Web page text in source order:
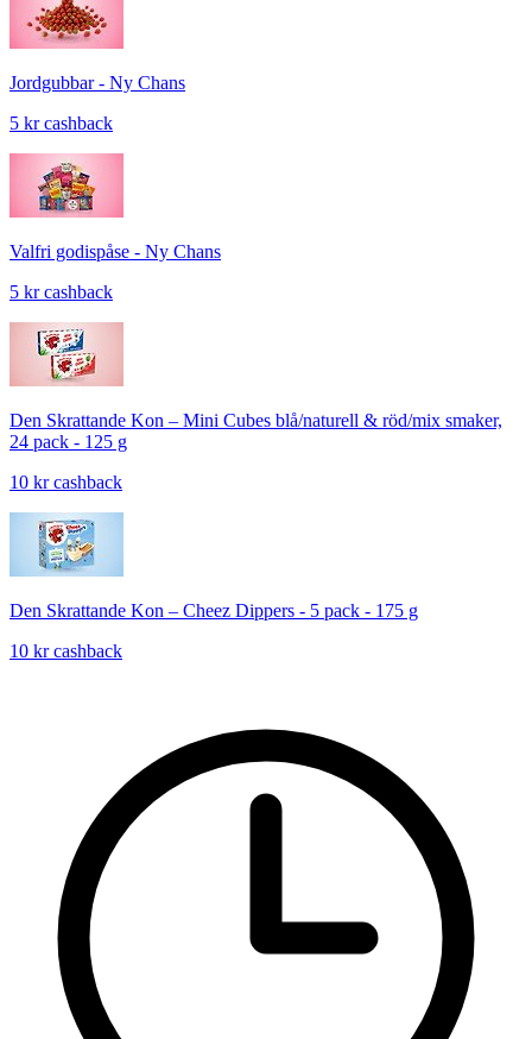
Jordgubbar - Ny Chans
5 kr cashback
Valfri godispåse - Ny Chans
5 kr cashback
Den Skrattande Kon – Mini Cubes blå/naturell & röd/mix smaker,
24 pack - 125 g
10 kr cashback
Den Skrattande Kon – Cheez Dippers - 5 pack - 175 g
10 kr cashback